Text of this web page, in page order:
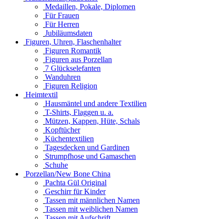
Medaillen, Pokale, Diplomen
Für Frauen
Für Herren
Jubiläumsdaten
Figuren, Uhren, Flaschenhalter
Figuren Romantik
Figuren aus Porzellan
7 Glückselefanten
Wanduhren
Figuren Religion
Heimtextil
Hausmäntel und andere Textilien
T-Shirts, Flaggen u. a.
Mützen, Kappen, Hüte, Schals
Kopftücher
Küchentextilien
Tagesdecken und Gardinen
Strumpfhose und Gamaschen
Schuhe
Porzellan/New Bone China
Pachta Gül Original
Geschirr für Kinder
Tassen mit männlichen Namen
Tassen mit weiblichen Namen